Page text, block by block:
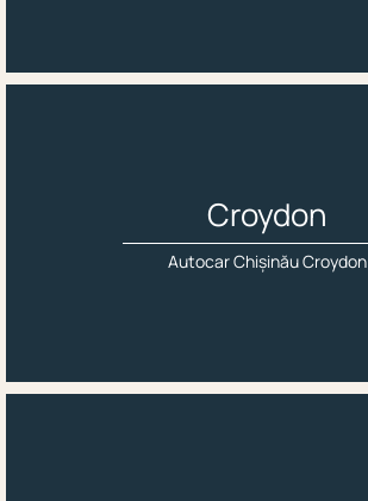
Croydon
Autocar Chișinău Croydon